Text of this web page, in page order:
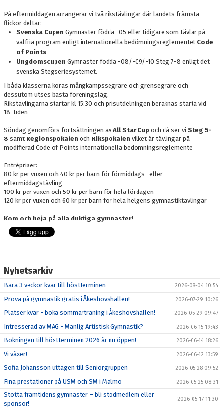
På eftermiddagen arrangerar vi två rikstävlingar där landets främsta
flickor deltar:
Svenska Cupen Gymnaster födda -05 eller tidigare som tävlar på
valfria program enligt internationella bedömningsreglementet Code
of Points
Ungdomscupen Gymnaster födda -08/-09/-10 Steg 7-8 enligt det
svenska Stegseriesystemet.
I båda klasserna koras mångkampssegrare och grensegrare och
dessutom utses bästa föreningslag.
Rikstävlingarna startar kl 15:30 och prisutdelningen beräknas starta vid
18-tiden.
Söndag genomförs fortsättningen av All Star Cup och då ser vi Steg 5-
8 samt Regionspokalen och Rikspokalen vilket är tävlingar på
modifierad Code of Points internationella bedömningsreglemente.
Entrépriser:
80 kr per vuxen och 40 kr per barn för förmiddags- eller
eftermiddagstävling
100 kr per vuxen och 50 kr per barn för hela lördagen
120 kr per vuxen och 60 kr per barn för hela helgens gymnastiktävlingar
Kom och heja på alla duktiga gymnaster!
Nyhetsarkiv
Bara 3 veckor kvar till höstterminen 2026-08-04 10:54
Prova på gymnastik gratis i Åkeshovshallen! 2026-07-29 10:26
Platser kvar - boka sommarträning i Åkeshovshallen! 2026-06-29 09:47
Intresserad av MAG - Manlig Artistisk Gymnastik? 2026-06-15 19:43
Bokningen till höstterminen 2026 är nu öppen! 2026-06-14 18:26
Vi växer! 2026-06-12 13:59
Sofia Johansson uttagen till Seniorgruppen 2026-05-28 09:52
Fina prestationer på USM och SM i Malmö 2026-05-25 08:31
Stötta framtidens gymnaster – bli stödmedlem eller
sponsor!
2026-05-17 11:30